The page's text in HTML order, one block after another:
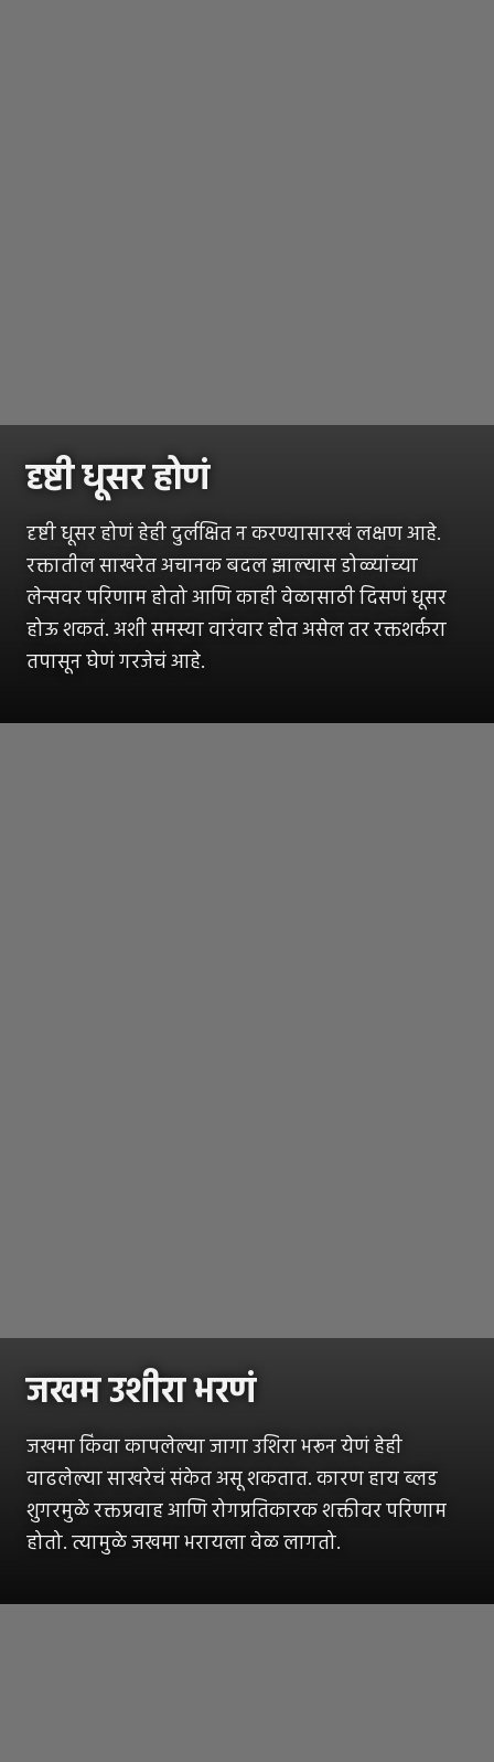
दृष्टी धूसर होणं
दृष्टी धूसर होणं हेही दुर्लक्षित न करण्यासारखं लक्षण आहे.
रक्तातील साखरेत अचानक बदल झाल्यास डोळ्यांच्या
लेन्सवर परिणाम होतो आणि काही वेळासाठी दिसणं धूसर
होऊ शकतं. अशी समस्या वारंवार होत असेल तर रक्तशर्करा
तपासून घेणं गरजेचं आहे.
जखम उशीरा भरणं
जखमा किंवा कापलेल्या जागा उशिरा भरून येणं हेही
वाढलेल्या साखरेचं संकेत असू शकतात. कारण हाय ब्लड
शुगरमुळे रक्तप्रवाह आणि रोगप्रतिकारक शक्तीवर परिणाम
होतो. त्यामुळे जखमा भरायला वेळ लागतो.